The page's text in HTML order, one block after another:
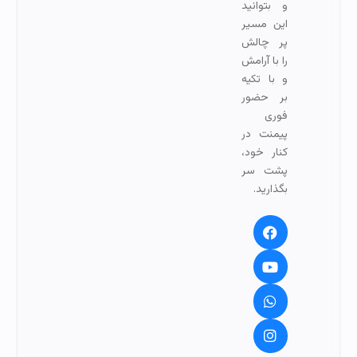
و بتوانید
این مسیر
پر چالش
را با آرامش
و با تکیه
بر حضور
فوری
پیمنت در
کنار خود،
پشت سر
بگذارید.